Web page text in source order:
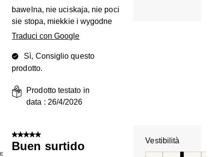
bawelna, nie uciskaja, nie poci
sie stopa, miekkie i wygodne
Traduci con Google
Sì, Consiglio questo
prodotto.
Prodotto testato in
data : 26/4/2026
5 su 5 stelle.
Buen surtido
Vestibilità